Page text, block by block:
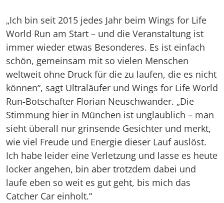
„Ich bin seit 2015 jedes Jahr beim Wings for Life
World Run am Start – und die Veranstaltung ist
immer wieder etwas Besonderes. Es ist einfach
schön, gemeinsam mit so vielen Menschen
weltweit ohne Druck für die zu laufen, die es nicht
können“, sagt Ultraläufer und Wings for Life World
Run-Botschafter Florian Neuschwander. „Die
Stimmung hier in München ist unglaublich – man
sieht überall nur grinsende Gesichter und merkt,
wie viel Freude und Energie dieser Lauf auslöst.
Ich habe leider eine Verletzung und lasse es heute
locker angehen, bin aber trotzdem dabei und
laufe eben so weit es gut geht, bis mich das
Catcher Car einholt.“